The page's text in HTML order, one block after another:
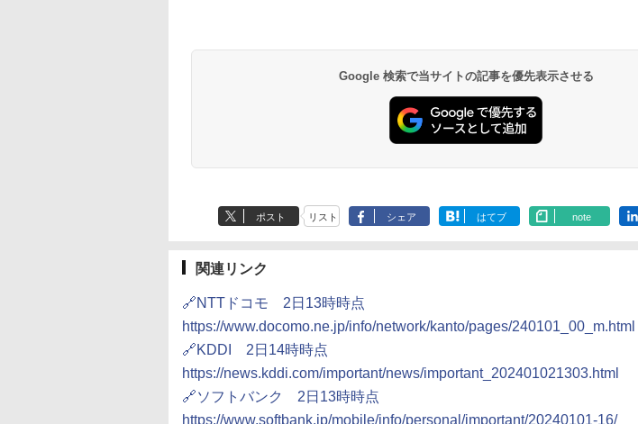
Google 検索で当サイトの記事を優先表示させる
ポスト リスト シェア はてブ note
関連リンク
🔗NTTドコモ 2日13時時点
https://www.docomo.ne.jp/info/network/kanto/pages/240101_00_m.html
🔗KDDI 2日14時時点
https://news.kddi.com/important/news/important_202401021303.html
🔗ソフトバンク 2日13時時点
https://www.softbank.jp/mobile/info/personal/important/20240101-16/